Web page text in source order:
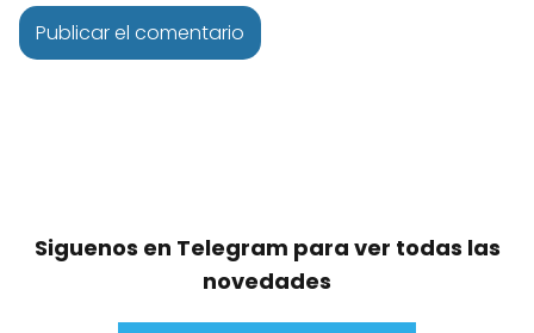
Siguenos en Telegram para ver todas las
novedades